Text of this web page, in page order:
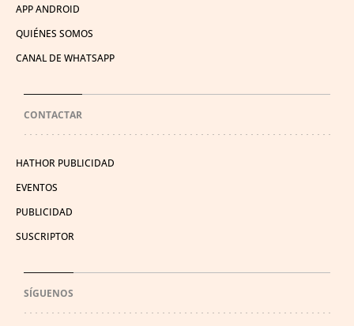
APP ANDROID
QUIÉNES SOMOS
CANAL DE WHATSAPP
CONTACTAR
HATHOR PUBLICIDAD
EVENTOS
PUBLICIDAD
SUSCRIPTOR
SÍGUENOS